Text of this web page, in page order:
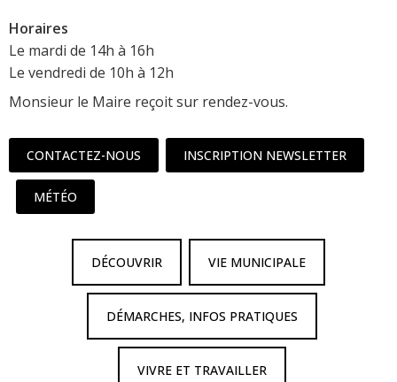
Horaires
Le mardi de 14h à 16h
Le vendredi de 10h à 12h
Monsieur le Maire reçoit sur rendez-vous.
CONTACTEZ-NOUS INSCRIPTION NEWSLETTER
MÉTÉO
DÉCOUVRIR VIE MUNICIPALE
DÉMARCHES, INFOS PRATIQUES
VIVRE ET TRAVAILLER